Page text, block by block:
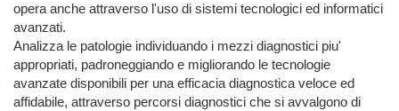
opera anche attraverso l'uso di sistemi tecnologici ed informatici
avanzati.
Analizza le patologie individuando i mezzi diagnostici piu'
appropriati, padroneggiando e migliorando le tecnologie
avanzate disponibili per una efficacia diagnostica veloce ed
affidabile, attraverso percorsi diagnostici che si avvalgono di